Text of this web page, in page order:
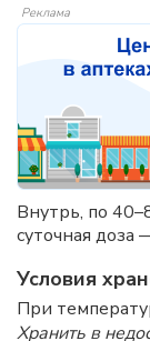
Реклама
Внутрь, по
суточная доза
Условия
При
Хранить в